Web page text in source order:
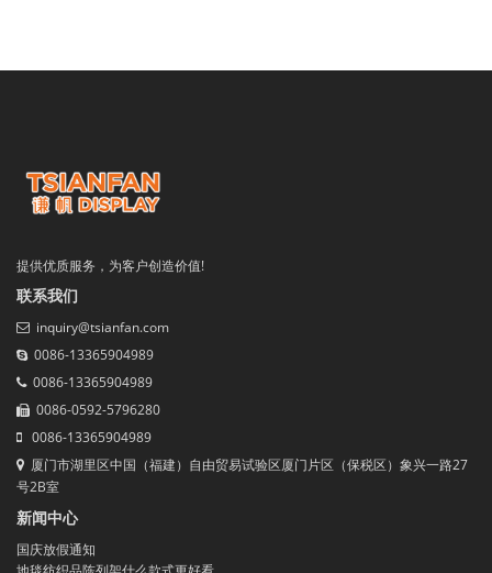
提供优质服务，为客户创造价值!
联系我们
inquiry@tsianfan.com
0086-13365904989
0086-13365904989
0086-0592-5796280
0086-13365904989
厦门市湖里区中国（福建）自由贸易试验区厦门片区（保税区）象兴一路27
号2B室
新闻中心
国庆放假通知